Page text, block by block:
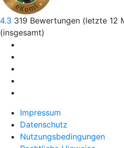
4.3 319 Bewertungen (letzte 12
(insgesamt)
Impressum
Datenschutz
Nutzungsbedingungen